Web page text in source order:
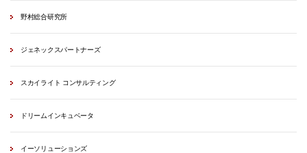
野村総合研究所
ジェネックスパートナーズ
スカイライト コンサルティング
ドリームインキュベータ
イーソリューションズ